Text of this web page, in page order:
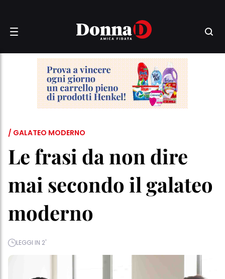
/ GALATEO MODERNO
Le frasi da non dire
mai secondo il galateo
moderno
LEGGI IN 2'